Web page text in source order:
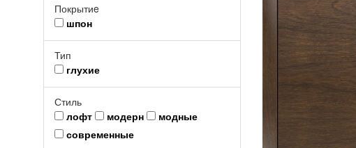
Покрытиe
шпон
Тип
глухие
Стиль
лофт
модерн
модные
современные